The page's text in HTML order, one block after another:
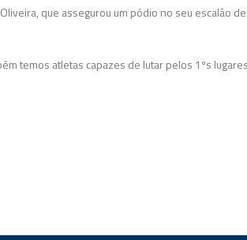
que assegurou um pódio no seu escalão
temos atletas capazes de lutar pelos 1ºs